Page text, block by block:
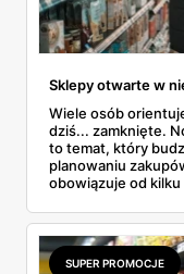
Sklepy otwarte w
Wiele osób
dziś... zamknięte.
to temat, który
planowaniu
obowiązuje od
jak to wygląda w
może działać? A
tym artykule
w niedzielę można
SUPER PROMOCJE